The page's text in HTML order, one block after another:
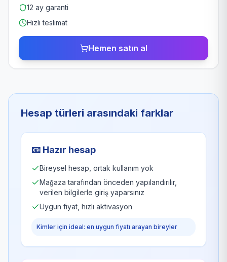
12 ay garanti
Hızlı teslimat
Hemen satın al
Hesap türleri arasındaki farklar
📧 Hazır hesap
Bireysel hesap, ortak kullanım yok
Mağaza tarafından önceden yapılandırılır,
verilen bilgilerle giriş yaparsınız
Uygun fiyat, hızlı aktivasyon
Kimler için ideal: en uygun fiyatı arayan bireyler